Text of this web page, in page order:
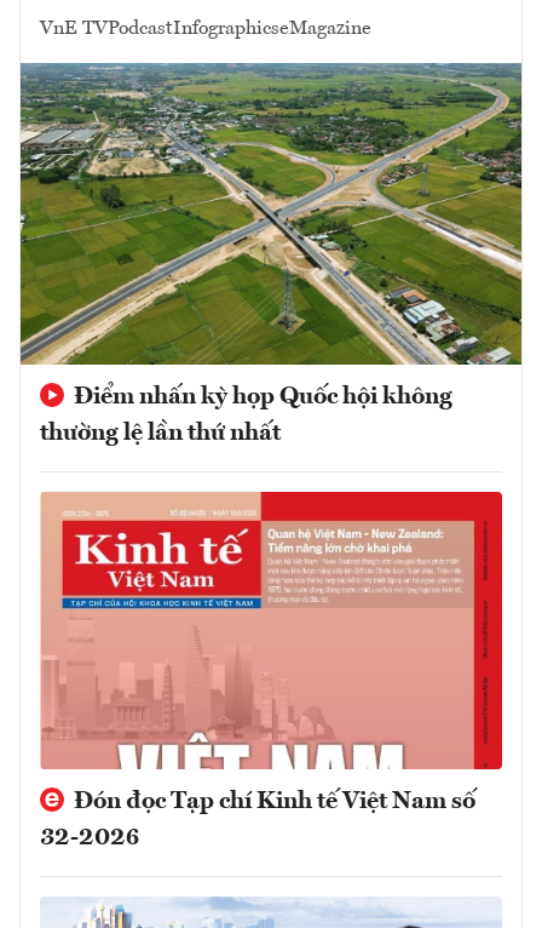
VnE TVPodcastInfographicseMagazine
Điểm nhấn kỳ họp Quốc hội không
thường lệ lần thứ nhất
Đón đọc Tạp chí Kinh tế Việt Nam số
32-2026